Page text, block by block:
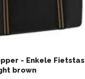
- Enkele Fietstas
brown